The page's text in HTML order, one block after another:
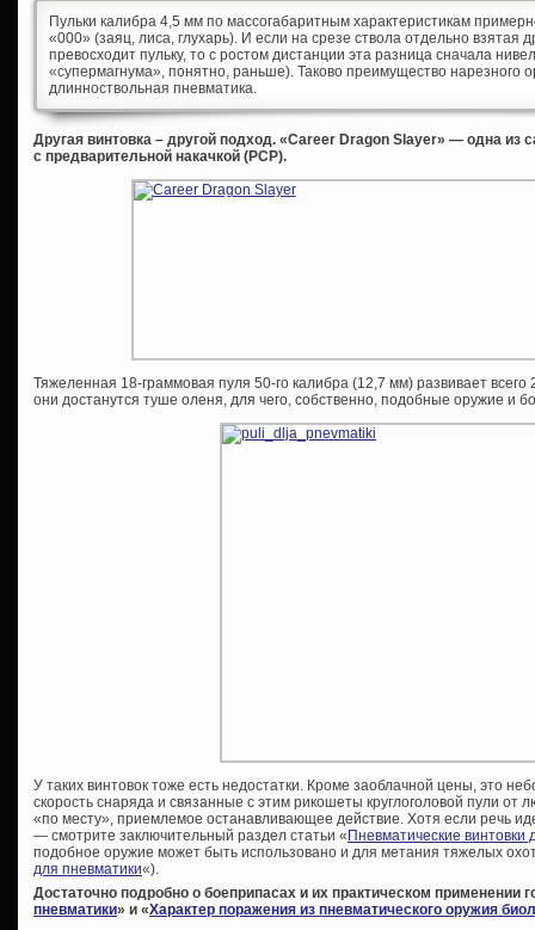
Пульки калибра 4,5 мм по массогабаритным характеристикам
«000» (заяц, лиса, глухарь). И если на срезе ствола отдельно взятая
превосходит пульку, то с ростом дистанции эта разница сначала
«супермагнума», понятно, раньше). Таково преимущество нарезного
длинноствольная пневматика.
Другая винтовка – другой подход. «Career Dragon Slayer» — одна
с предварительной накачкой (PCP).
Тяжеленная 18-граммовая пуля 50-го калибра (12,7 мм) развивает
они достанутся туше оленя, для чего, собственно, подобные оружие и
У таких винтовок тоже есть недостатки. Кроме заоблачной цены, это
скорость снаряда и связанные с этим рикошеты круглоголовой пули от
«по месту», приемлемое останавливающее действие. Хотя если речь
— смотрите заключительный раздел статьи «Пневматические винтовки
подобное оружие может быть использовано и для метания тяжелых
для пневматики«).
Достаточно подробно о боеприпасах и их практическом применении
пневматики» и «Характер поражения из пневматического оружия